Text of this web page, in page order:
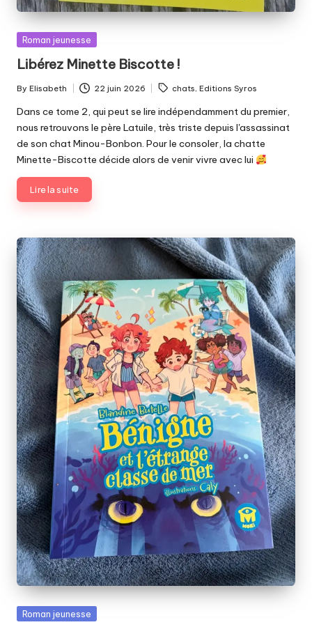
Posted
Roman jeunesse
Libérez Minette Biscotte !
Posted
by
By Elisabeth 22 juin 2026
Tags: chats,Editions Syros
Dans ce tome 2, qui peut se lire indépendamment du premier,
nous retrouvons le père Latuile, très triste depuis l'assassinat
de son chat Minou-Bonbon. Pour le consoler, la chatte
Minette-Biscotte décide alors de venir vivre avec lui
Lire la suite
Posted
Roman jeunesse